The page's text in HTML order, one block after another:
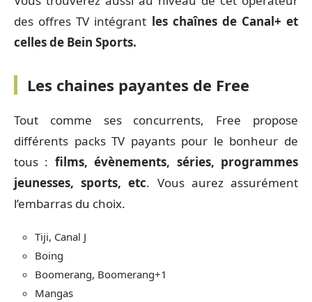
des offres TV intégrant les chaînes de Canal+ et
celles de Bein Sports.
Les chaines payantes de Free
Tout comme ses concurrents, Free propose
différents packs TV payants pour le bonheur de
tous : films, évènements, séries, programmes
jeunesses, sports, etc. Vous aurez assurément
l’embarras du choix.
Tiji, Canal J
Boing
Boomerang, Boomerang+1
Mangas